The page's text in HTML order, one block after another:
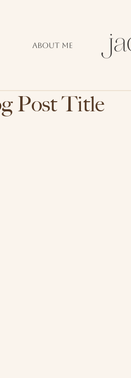
ABOUT ME
Post Title